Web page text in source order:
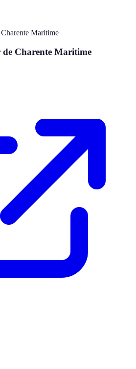
Charente Maritime